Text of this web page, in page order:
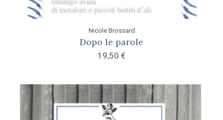
Nicole Brossard
Dopo le parole
19,50 €